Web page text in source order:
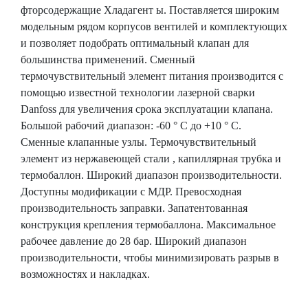
фторсодержащие Хладагент ы. Поставляется широким
модельным рядом корпусов вентилей и комплектующих
и позволяет подобрать оптимальный клапан для
большинства применений. Сменный
термочувствительный элемент питания производится с
помощью известной технологии лазерной сварки
Danfoss для увеличения срока эксплуатации клапана.
Большой рабочий диапазон: -60 ° C до +10 ° C.
Сменные клапанные узлы. Термочувствительный
элемент из нержавеющей стали , капиллярная трубка и
термобаллон. Широкий диапазон производительности.
Доступны модификации с МДР. Превосходная
производительность заправки. Запатентованная
конструкция крепления термобаллона. Максимальное
рабочее давление до 28 бар. Широкий диапазон
производительности, чтобы минимизировать разрыв в
возможностях и накладках.